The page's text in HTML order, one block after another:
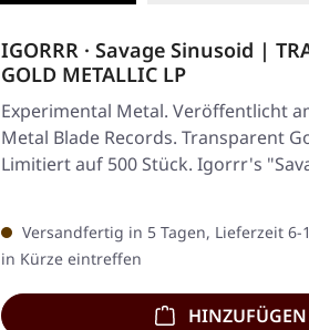
IGORRR · Savage Sinusoid |
GOLD METALLIC LP
Experimental Metal. Veröffentlicht
Metal Blade Records. Transparent
Limitiert auf 500 Stück. Igorrr's
Versandfertig in 5 Tagen, Lieferzeit 6-
in Kürze eintreffen
HINZUFÜGEN